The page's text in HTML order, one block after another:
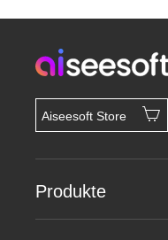
Aiseesoft Store
Produkte